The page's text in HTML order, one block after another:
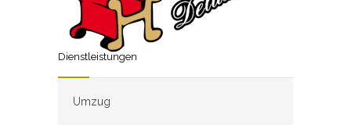
Dienstleistungen
Umzug